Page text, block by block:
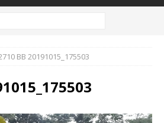
BB 20191015_175503